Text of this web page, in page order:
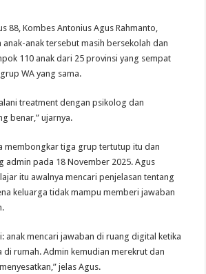
88, Kombes Antonius Agus Rahmanto,
anak tersebut masih bersekolah dan
110 anak dari 25 provinsi yang sempat
WA yang sama.
treatment dengan psikolog dan
benar,” ujarnya.
membongkar tiga grup tertutup itu dan
admin pada 18 November 2025. Agus
itu awalnya mencari penjelasan tentang
keluarga tidak mampu memberi jawaban
anak mencari jawaban di ruang digital ketika
di rumah. Admin kemudian merekrut dan
jelas Agus.